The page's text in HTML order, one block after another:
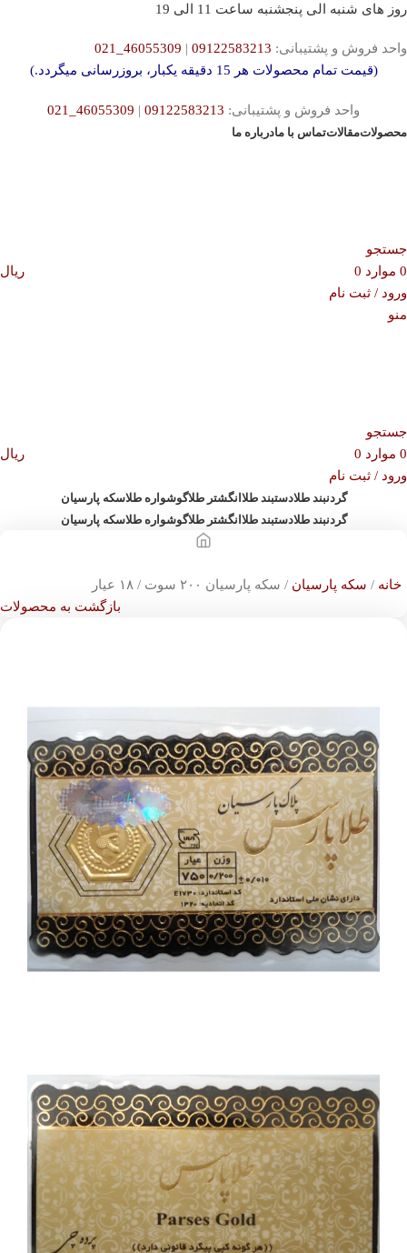
روز های شنبه الی پنجشنبه ساعت 11 الی 19
واحد فروش و پشتیبانی: 09122583213
|
46055309_021
(قیمت تمام محصولات هر 15 دقیقه یکبار، بروزرسانی میگردد.)
واحد فروش و پشتیبانی: 09122583213
|
46055309_021
محصولاتمقالاتتماس با مادرباره ما
جستجو
0 موارد 0
ریال
ورود / ثبت نام
منو
جستجو
0 موارد 0
ریال
ورود / ثبت نام
گردنبند طلادستبند طلا انگشتر طلاگوشواره طلاسکه پارسیان
گردنبند طلادستبند طلا انگشتر طلاگوشواره طلاسکه پارسیان
خانه سکه پارسیان
سکه پارسیان ۲۰۰ سوت / ۱۸ عیار
بازگشت به محصولات